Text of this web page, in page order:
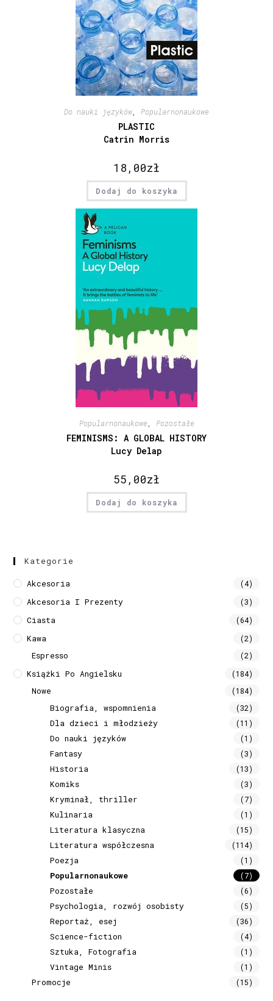
Do nauki języków Popularnonaukowe
PLASTIC
Catrin Morris
18,00zł
Dodaj do koszyka
Popularnonaukowe Pozostałe
FEMINISMS: A GLOBAL HISTORY
Lucy Delap
55,00zł
Dodaj do koszyka
Kategorie
Akcesoria (4)
Akcesoria I Prezenty (3)
Ciasta (64)
Kawa (2)
Espresso (2)
Książki Po Angielsku (184)
Nowe (184)
Biografia, wspomnienia (32)
Dla dzieci i młodzieży (11)
Do nauki języków (1)
Fantasy (3)
Historia (13)
Komiks (3)
Kryminał, thriller (7)
Kulinaria (1)
Literatura klasyczna (15)
Literatura współczesna (114)
Poezja (1)
Popularnonaukowe (7)
Pozostałe (6)
Psychologia, rozwój osobisty (5)
Reportaż, esej (36)
Science-fiction (4)
Sztuka, Fotografia (1)
Vintage Minis (1)
Promocje (15)